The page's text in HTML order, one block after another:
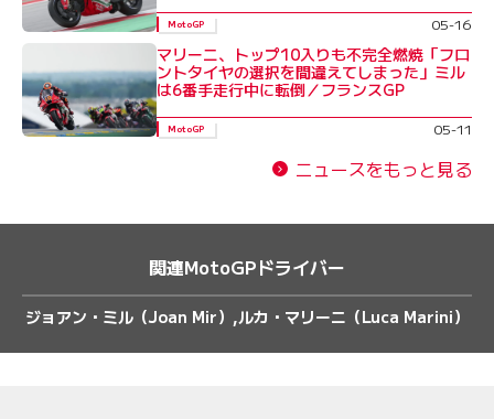
MotoGP 05-16
マリーニ、トップ10入りも不完全燃焼「フロ
ントタイヤの選択を間違えてしまった」ミル
は6番手走行中に転倒／フランスGP
MotoGP 05-11
ニュースをもっと見る
関連MotoGPドライバー
ジョアン・ミル（Joan Mir） ルカ・マリーニ（Luca Marini）